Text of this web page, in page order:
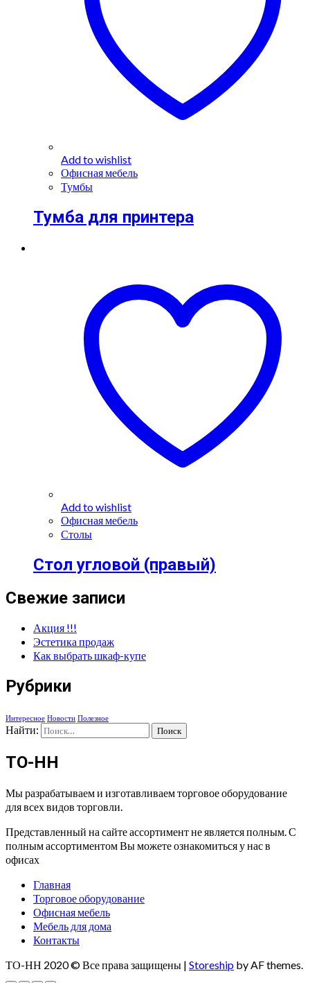
Add to wishlist
Офисная мебель
Тумбы
Тумба для принтера
Add to wishlist
Офисная мебель
Столы
Стол угловой (правый)
Свежие записи
Акция !!!
Эстетика продаж
Как выбрать шкаф-купе
Рубрики
Интересное Новости Полезное
Найти:
ТО-НН
Мы разрабатываем и изготавливаем торговое оборудование
для всех видов торговли.
Представленный на сайте ассортимент не является полным. С
полным ассортиментом Вы можете ознакомиться у нас в
офисах
Главная
Торговое оборудование
Офисная мебель
Мебель для дома
Контакты
ТО-НН 2020 © Все права защищены | Storeship by AF themes.